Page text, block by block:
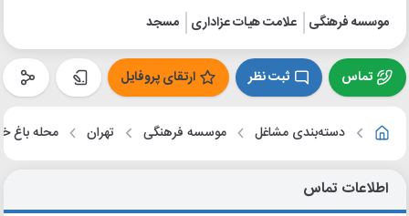
موسسه فرهنگی علامت هیات عزاداری مسجد
تماس ثبت نظر ارتقای پروفایل
دسته‌بندی مشاغل موسسه فرهنگی تهران محله باغ
اطلاعات تماس